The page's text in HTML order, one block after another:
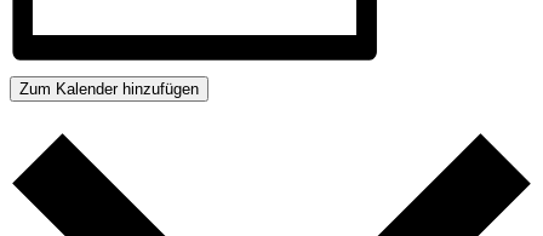
Zum Kalender hinzufügen